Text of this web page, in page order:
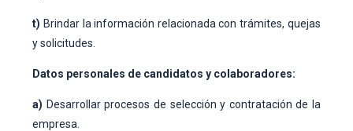
t) Brindar la información relacionada con trámites, quejas
y solicitudes.
Datos personales de candidatos y colaboradores:
a) Desarrollar procesos de selección y contratación de la
empresa.